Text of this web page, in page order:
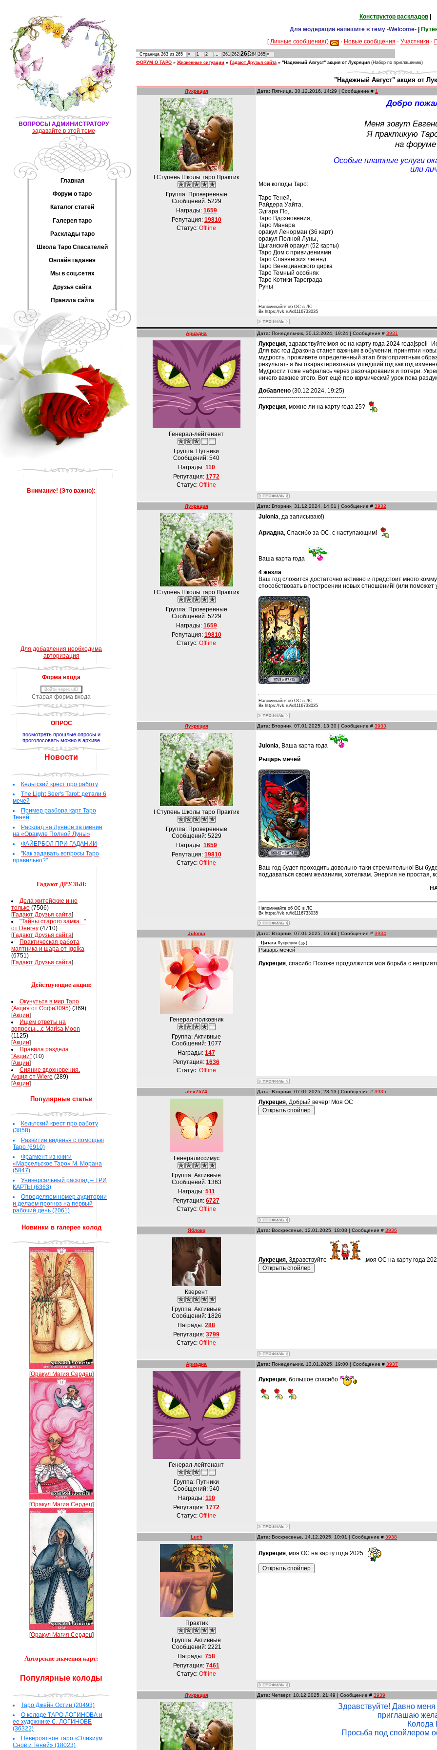
ВОПРОСЫ АДМИНИСТРАТОРУ
задавайте в этой теме
Главная
Форум о таро
Каталог статей
Галерея таро
Расклады таро
Школа Таро Спасателей
Онлайн гадания
Мы в соц.сетях
Друзья сайта
Правила сайта
Внимание! (Это важно):
Для добавления необходима
авторизация
Форма входа
Войти через uID
Старая форма входа
ОПРОС
посмотреть прошлые опросы и
проголосовать можно в архиве
Новости
Кельтский крест про работу
The Light Seer's Tarot: детали 6
мечей
Пример разбора карт Таро
Теней
Расклад на Лунное затмение
на «Оракуле Полной Луны»
ФАЙЕРБОЛ ПРИ ГАДАНИИ
"Как задавать вопросы Таро
правильно?"
Гадают ДРУЗЬЯ:
Дела житейские и не
только (7506)
[Гадают Друзья сайта]
"Тайны старого замка..."
от Deerey (4710)
[Гадают Друзья сайта]
Практическая работа
маятника и шара от Igolka
(6751)
[Гадают Друзья сайта]
Действующие акции:
Окунуться в мир Таро
(Акция от Софи3095) (369)
[Акции]
Ищем ответы на
вопросы....с Marisa Moon
(1125)
[Акции]
Правила раздела
"Акции" (10)
[Акции]
Сияние вдохновения.
Акция от Wiere (289)
[Акции]
Популярные статьи
Кельтский крест про работу
(3858)
Развитие виденья с помощью
Таро (6910)
Фрагмент из книги
«Марсельское Таро» М. Морана
(5847)
Универсальный расклад – ТРИ
КАРТЫ (6363)
Определяем номер аудитории
и делаем прогноз на первый
рабочий день (2061)
Новинки в галерее колод
[Оракул Магия Сердец]
[Оракул Магия Сердец]
[Оракул Магия Сердец]
Авторские значения карт:
Популярные колоды
Таро Джейн Остин (20493)
О колоде ТАРО ЛОГИНОВА и
ее художнике С. ЛОГИНОВЕ
(36322)
Невероятное таро «Элизиум
Снов и Теней» (18023)
Конструктор раскладов|
Для модерации напишите в тему -Welcome-
[ Личные сообщения() · Новые сообщения · Участники ·
Страница 263 из 265 « 1 2 … 261 262 263264 265 »
ФОРУМ О ТАРО » Жизненные ситуации » Гадают Друзья сайта » "Надежный Август" акция от Лукреция (Набор по приглашению)
"Надежный Август" акция от
Лукреция Дата: Пятница, 30.12.2016, 14:29 | Сообщение # 1
I Ступень Школы таро Практик
Группа: Проверенные
Сообщений: 5229
Награды: 1659
Репутация: 19810
Статус: Offline
Добро
Меня зовут
Я практикую
на
Особые платные услуги
или
Мои колоды Таро:
Таро Теней,
Райдера Уайта,
Эдгара По,
Таро Вдохновения,
Таро Манара
оракул Ленорман (36 карт)
оракул Полной Луны,
Цыганский оракул (52 карты)
Таро Дом с привидениями
Таро Славянских легенд
Таро Венецианского цирка
Таро Темный особняк
Таро Котики Тарограда
Руны
Напоминайте об ОС в ЛС
Вк https://vk.ru/id1116733035
Ариадна Дата: Понедельник, 30.12.2024, 19:24 | Сообщение # 3931
Генерал-лейтенант
Группа: Путники
Сообщений: 540
Награды: 110
Репутация: 1772
Статус: Offline
Лукреция, здравствуйте!моя ос на карту года 2024 года[spoil-
Для вас год Дракона станет важным в обучении, принятии
мудрость, проживете определенный этап благоприятным
результат- я бы охарактеризовала ушедший год как год
Мудрости тоже набралась через разочарования и потери.
ничего важнее этого. Вот ещё про кврмическмй урок пока
Добавлено (30.12.2024, 19:25)
---------------------------------------------
Лукреция , можно ли на карту года 25?
Лукреция Дата: Вторник, 31.12.2024, 14:01 | Сообщение # 3932
I Ступень Школы таро Практик
Группа: Проверенные
Сообщений: 5229
Награды: 1659
Репутация: 19810
Статус: Offline
Julonia, да записываю!)
Ариадна , Спасибо за ОС, с наступающим!
Ваша карта года
4 жезла
Ваш год сложится достаточно активно и предстоит много
способствовать в построении новых отношений! (или
Напоминайте об ОС в ЛС
Вк https://vk.ru/id1116733035
Лукреция Дата: Вторник, 07.01.2025, 13:30 | Сообщение # 3933
I Ступень Школы таро Практик
Группа: Проверенные
Сообщений: 5229
Награды: 1659
Репутация: 19810
Статус: Offline
Julonia, Ваша карта года
Рыцарь мечей
Ваш год будет проходить довольно-таки стремительно! Вы
поддаваться своим желаниям, хотелкам. Энергия не простая,
Напоминайте об ОС в ЛС
Вк https://vk.ru/id1116733035
Julonia Дата: Вторник, 07.01.2025, 16:44 | Сообщение # 3934
Генерал-полковник
Группа: Активные
Сообщений: 1077
Награды: 147
Репутация: 1636
Статус: Offline
Цитата Лукреция ( )
Рыцарь мечей
Лукреция, спасибо Похоже продолжится моя борьба с
alex7574 Дата: Вторник, 07.01.2025, 23:13 | Сообщение # 3935
Генералиссимус
Группа: Активные
Сообщений: 1363
Награды: 511
Репутация: 6727
Статус: Offline
Лукреция, Добрый вечер! Моя ОС
Яблоко Дата: Воскресенье, 12.01.2025, 18:08 | Сообщение # 3936
Кверент
Группа: Активные
Сообщений: 1826
Награды: 288
Репутация: 3799
Статус: Offline
Лукреция, Здравствуйте ,моя ОС на карту года
Ариадна Дата: Понедельник, 13.01.2025, 19:00 | Сообщение # 3937
Генерал-лейтенант
Группа: Путники
Сообщений: 540
Награды: 110
Репутация: 1772
Статус: Offline
Лукреция , большое спасибо
Luch Дата: Воскресенье, 14.12.2025, 10:01 | Сообщение # 3938
Практик
Группа: Активные
Сообщений: 2221
Награды: 758
Репутация: 7461
Статус: Offline
Лукреция, моя ОС на карту года 2025
Лукреция Дата: Четверг, 18.12.2025, 21:49 | Сообщение # 3939
Здравствуйте! Давно
приглашаю
Колода
Просьба под спойлером